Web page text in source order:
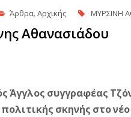
Άρθρα, Αρχικής ΜΥΡΣΙΝΗ
Αθανασιάδου
Άγγλος συγγραφέας
σκηνής στο